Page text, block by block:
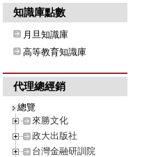
知識庫點數
月旦知識庫
高等教育知識庫
代理總經銷
總覽
來勝文化
政大出版社
台灣金融研訓院